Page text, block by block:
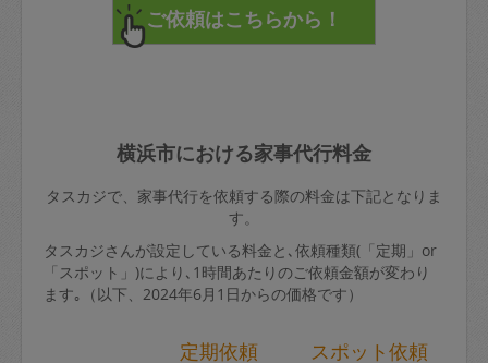
横浜市における家事代行料金
タスカジで、家事代行を依頼する際の料金は下記となりま
す。
タスカジさんが設定している料金と､依頼種類(「定期」or
「スポット」)により､1時間あたりのご依頼金額が変わり
ます｡（以下、2024年6月1日からの価格です）
定期依頼 スポット依頼